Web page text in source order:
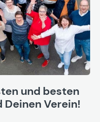
und besten
Verein!